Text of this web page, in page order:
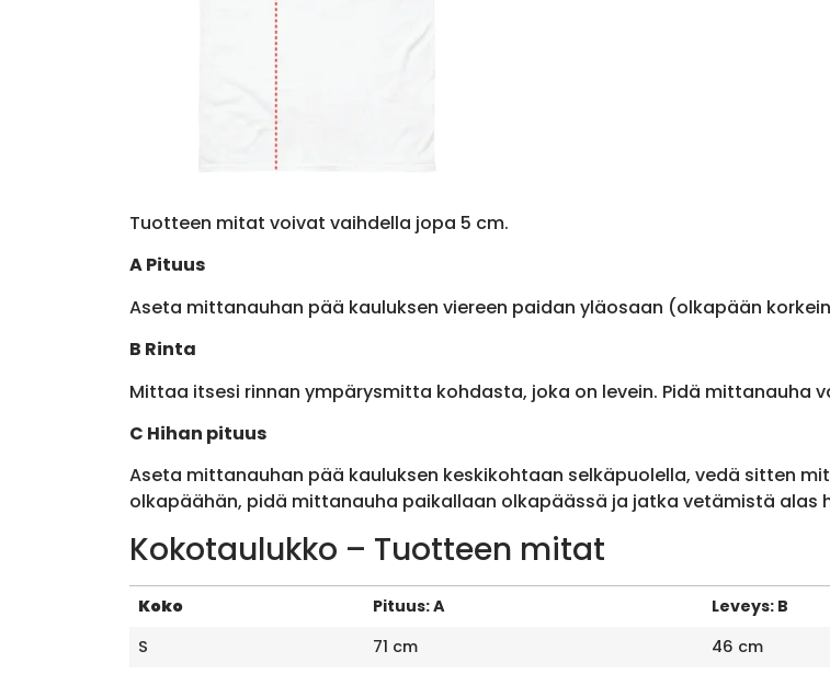
Tuotteen mitat voivat vaihdella jopa 5 cm.
A Pituus
Aseta mittanauhan pää kauluksen viereen paidan yläosaan (olkapään
B Rinta
Mittaa itsesi rinnan ympärysmitta kohdasta, joka on levein. Pidä mittanauha
C Hihan pituus
Aseta mittanauhan pää kauluksen keskikohtaan selkäpuolella, vedä sitten
olkapäähän, pidä mittanauha paikallaan olkapäässä ja jatka vetämistä alas
Kokotaulukko – Tuotteen mitat
Koko Pituus: A Leveys: B
S
71 cm 46 cm